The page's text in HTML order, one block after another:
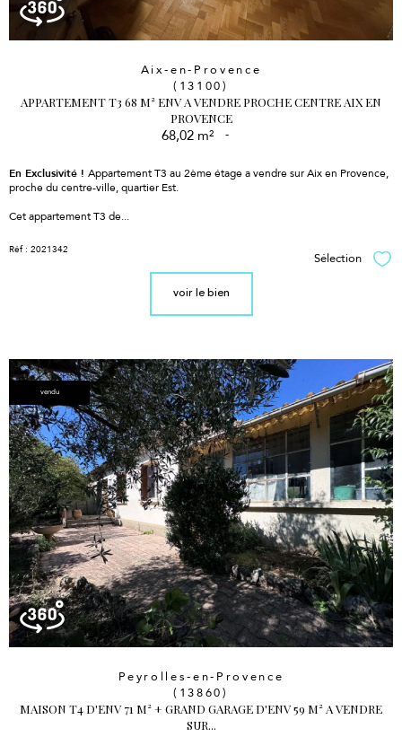
Aix-en-Provence
(13100)
APPARTEMENT T3 68 M² ENV A VENDRE PROCHE CENTRE AIX EN
PROVENCE
68,02 m² -
En Exclusivité ! Appartement T3 au 2ème étage a vendre sur Aix en Provence,
proche du centre-ville, quartier Est.
Cet appartement T3 de...
Réf : 2021342
Sélection
voir le bien
vendu
Peyrolles-en-Provence
(13860)
MAISON T4 D'ENV 71 M² + GRAND GARAGE D'ENV 59 M² A VENDRE
SUR...